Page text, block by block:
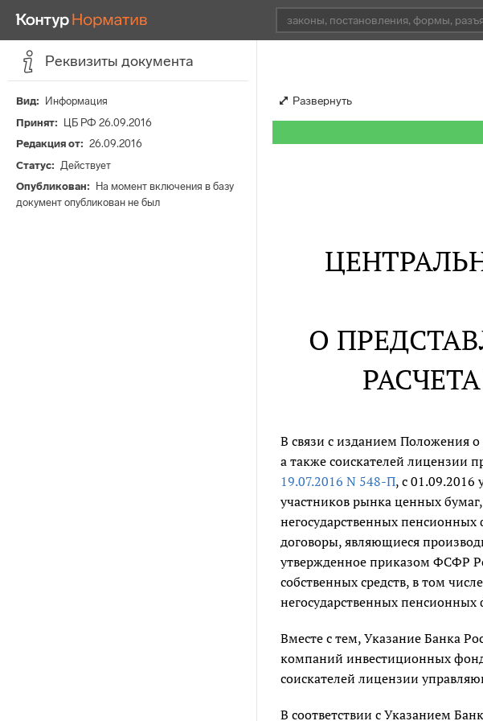
Реквизиты документа
Вид
Информация
Принят
ЦБ РФ 26.09.2016
Редакция от
26.09.2016
Статус
Действует
Опубликован
На момент включения в базу
документ опубликован не был
Развернуть
О
В связи с изданием Положения о
а также соискателей лицензии
19.07.2016 N 548-П, с 01.09.2016
участников рынка ценных
негосударственных
договоры, являющиеся
утвержденное приказом ФСФР
собственных средств, в том
негосударственных
Вместе с тем, Указание Банка
компаний инвестиционных
соискателей лицензии
В соответствии с Указанием